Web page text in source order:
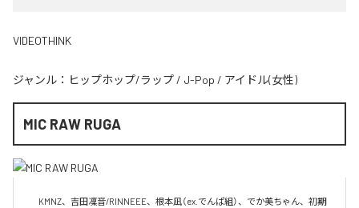
VIDEOTHINK
ジャンル： ヒップホップ/ラップ / J-Pop / アイドル(女性)
MIC RAW RUGA
KMNZ、吉田凜音/RINNEEE、根本凪（ex.でんぱ組）、でか美ちゃん、初期